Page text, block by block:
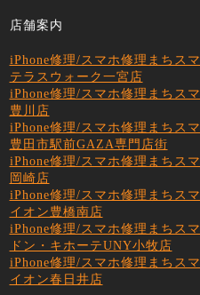
店舗案内
iPhone修理/スマホ修理まちスマ
テラスウォーク一宮店
iPhone修理/スマホ修理まちスマ
豊川店
iPhone修理/スマホ修理まちスマ
豊田市駅前GAZA専門店街
iPhone修理/スマホ修理まちスマ
岡崎店
iPhone修理/スマホ修理まちスマ
イオン豊橋南店
iPhone修理/スマホ修理まちスマ
ドン・キホーテUNY小牧店
iPhone修理/スマホ修理まちスマ
イオン春日井店